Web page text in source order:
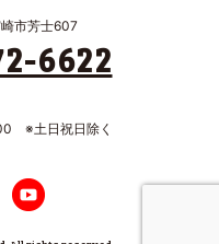
市芳士607
6622
※土日祝日除く